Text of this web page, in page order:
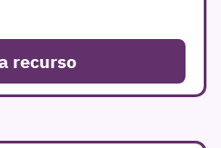
recurso